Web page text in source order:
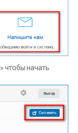
» чтобы начать